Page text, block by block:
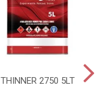
THINNER 2750 5LT